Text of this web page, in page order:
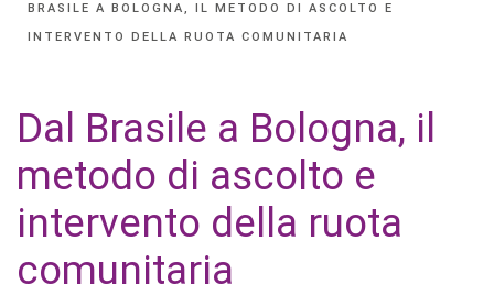
BRASILE A BOLOGNA, IL METODO DI ASCOLTO E
INTERVENTO DELLA RUOTA COMUNITARIA
Dal Brasile a Bologna, il
metodo di ascolto e
intervento della ruota
comunitaria